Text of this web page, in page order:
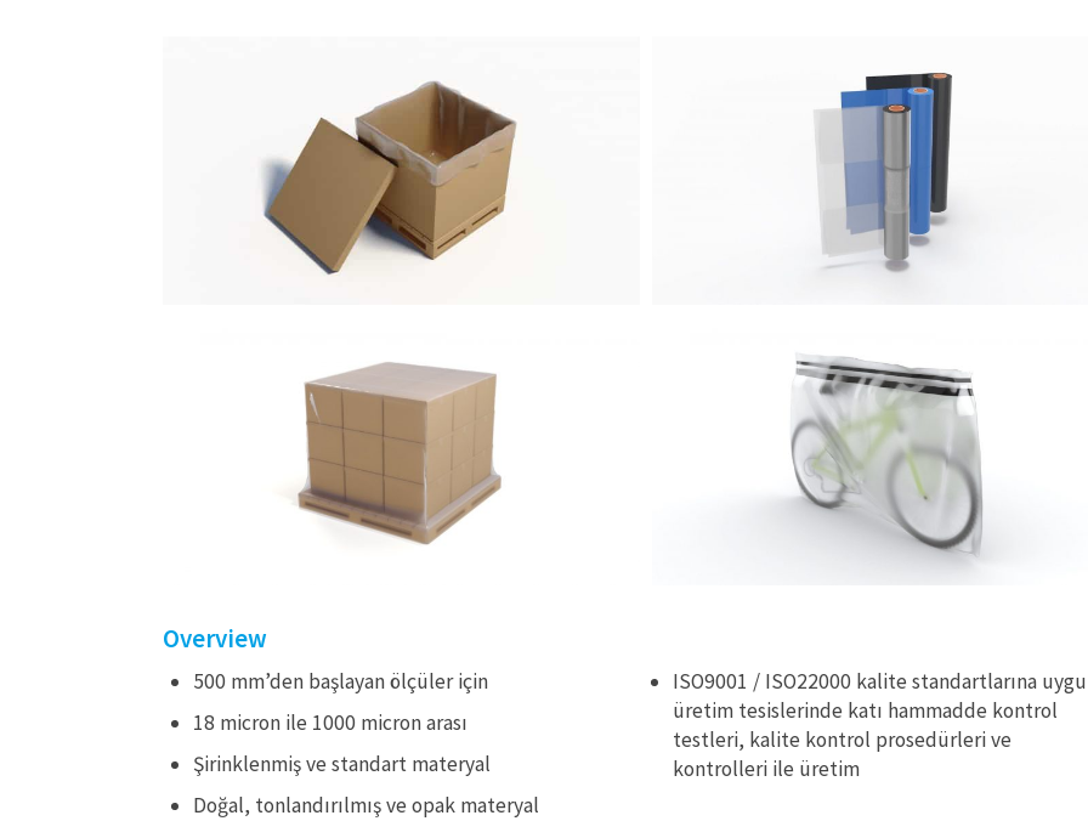
Overview
500 mm’den başlayan ölçüler için
18 micron ile 1000 micron arası
Şirinklenmiş ve standart materyal
Doğal, tonlandırılmış ve opak materyal
ISO9001 / ISO22000 kalite standartlarına
üretim tesislerinde katı hammadde kontrol
testleri, kalite kontrol prosedürleri ve
kontrolleri ile üretim